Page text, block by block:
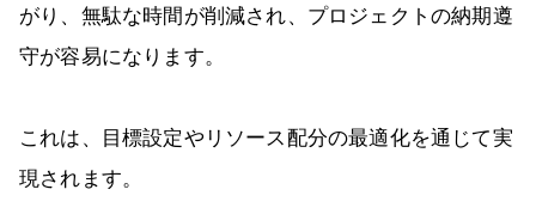
がり、無駄な時間が削減され、プロジェクトの納期遵
守が容易になります。
これは、目標設定やリソース配分の最適化を通じて実
現されます。